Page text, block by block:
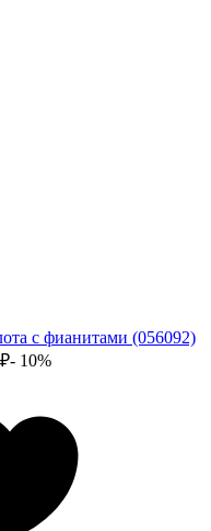
с фианитами (056092)
₽- 10%